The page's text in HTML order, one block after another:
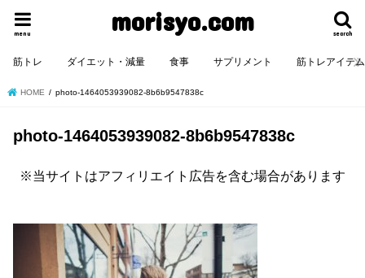
morisyo.com search
menu
筋トレ ダイエット・減量 食事 サプリメント 筋トレアイテム
HOME photo-1464053939082-8b6b9547838c
photo-1464053939082-8b6b9547838c
※当サイトはアフィリエイト広告を含む場合があります